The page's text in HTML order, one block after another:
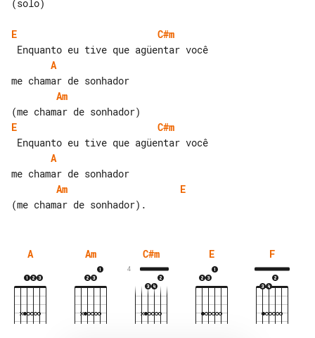
(solo)
E
C#m
A
Am
E
C#m
A
Am
E
A Am C#m
4
E F